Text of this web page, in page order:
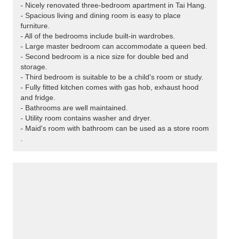
- Nicely renovated three-bedroom apartment in Tai Hang.
- Spacious living and dining room is easy to place
furniture.
- All of the bedrooms include built-in wardrobes.
- Large master bedroom can accommodate a queen bed.
- Second bedroom is a nice size for double bed and
storage.
- Third bedroom is suitable to be a child's room or study.
- Fully fitted kitchen comes with gas hob, exhaust hood
and fridge.
- Bathrooms are well maintained.
- Utility room contains washer and dryer.
- Maid's room with bathroom can be used as a store room
.